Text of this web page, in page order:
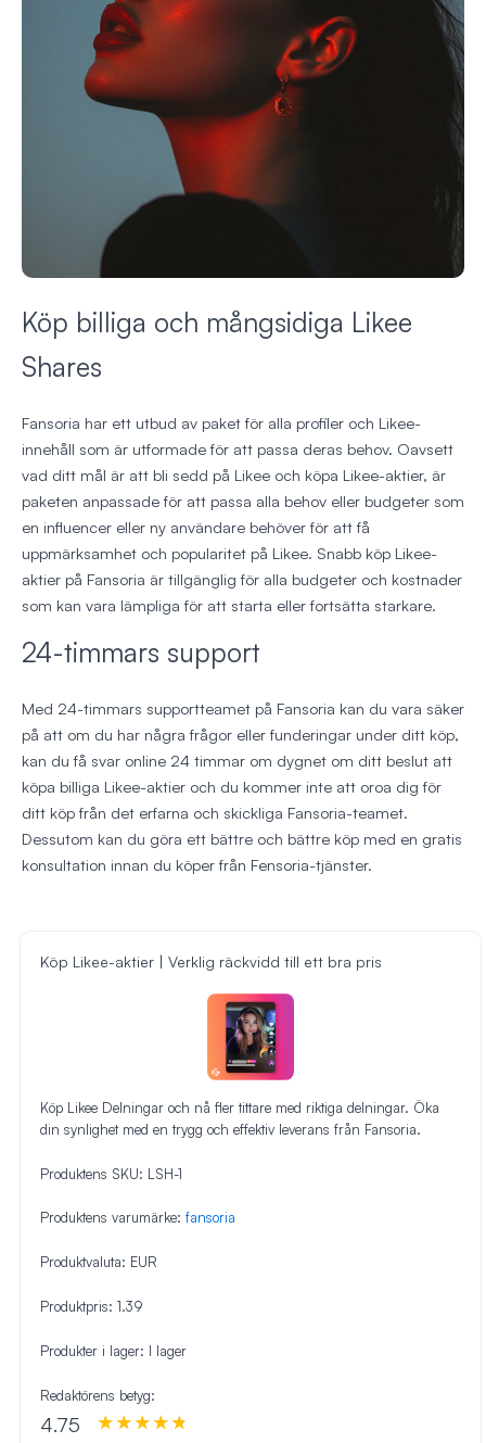
Köp billiga och mångsidiga Likee
Shares
Fansoria har ett utbud av paket för alla profiler och Likee-
innehåll som är utformade för att passa deras behov. Oavsett
vad ditt mål är att bli sedd på Likee och köpa Likee-aktier, är
paketen anpassade för att passa alla behov eller budgeter som
en influencer eller ny användare behöver för att få
uppmärksamhet och popularitet på Likee. Snabb köp Likee-
aktier på Fansoria är tillgänglig för alla budgeter och kostnader
som kan vara lämpliga för att starta eller fortsätta starkare.
24-timmars support
Med 24-timmars supportteamet på Fansoria kan du vara säker
på att om du har några frågor eller funderingar under ditt köp,
kan du få svar online 24 timmar om dygnet om ditt beslut att
köpa billiga Likee-aktier och du kommer inte att oroa dig för
ditt köp från det erfarna och skickliga Fansoria-teamet.
Dessutom kan du göra ett bättre och bättre köp med en gratis
konsultation innan du köper från Fensoria-tjänster.
Köp Likee-aktier | Verklig räckvidd till ett bra pris
Köp Likee Delningar och nå fler tittare med riktiga delningar. Öka
din synlighet med en trygg och effektiv leverans från Fansoria.
Produktens SKU: LSH-1
Produktens varumärke: fansoria
Produktvaluta: EUR
Produktpris: 1.39
Produkter i lager: I lager
Redaktörens betyg:
4.75